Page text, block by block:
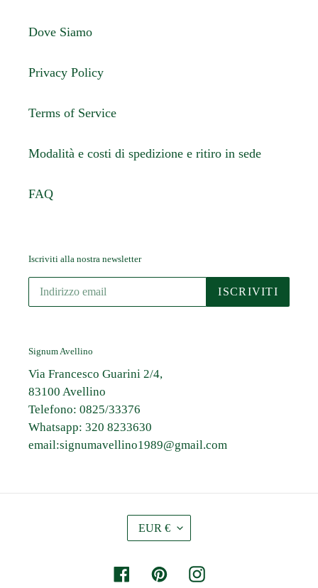
Dove Siamo
Privacy Policy
Terms of Service
Modalità e costi di spedizione e ritiro in sede
FAQ
Iscriviti alla nostra newsletter
ISCRIVITI
Signum Avellino
Via Francesco Guarini 2/4,
83100 Avellino
Telefono: 0825/33376
Whatsapp: 320 8233630
email:signumavellino1989@gmail.com
T
A
EUR €
FacebookPinterestInstagram